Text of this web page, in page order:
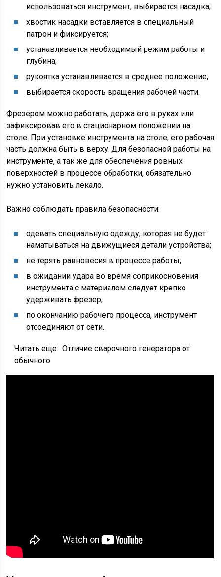
использоваться инструмент, выбирается насадка;
хвостик насадки вставляется в специальный
патрон и фиксируется;
устанавливается необходимый режим работы и
глубина;
рукоятка устанавливается в среднее положение;
выбирается скорость вращения рабочей части.
Фрезером можно работать, держа его в руках или
зафиксировав его в стационарном положении на
столе. При установке инструмента на столе, его рабочая
часть должна быть в верху. Для безопасной работы на
инструменте, а так же для обеспечения ровных
поверхностей в процессе обработки, обязательно
нужно установить лекало.
Важно соблюдать правила безопасности:
одевать специальную одежду, которая не будет
наматываться на движущиеся детали устройства;
не терять равновесия в процессе работы;
в ожидании удара во время соприкосновения
инструмента с материалом следует крепко
удерживать фрезер;
по окончанию рабочего процесса, инструмент
отсоединяют от сети.
Читать еще: Отличие сварочного генератора от
обычного